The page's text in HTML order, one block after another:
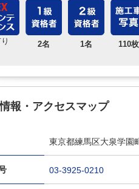
2名 1名 110枚
報・アクセスマップ
東京都練馬区大泉学園
03-3925-0210